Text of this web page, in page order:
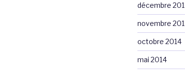
décembre
novembre
octobre 2014
mai 2014